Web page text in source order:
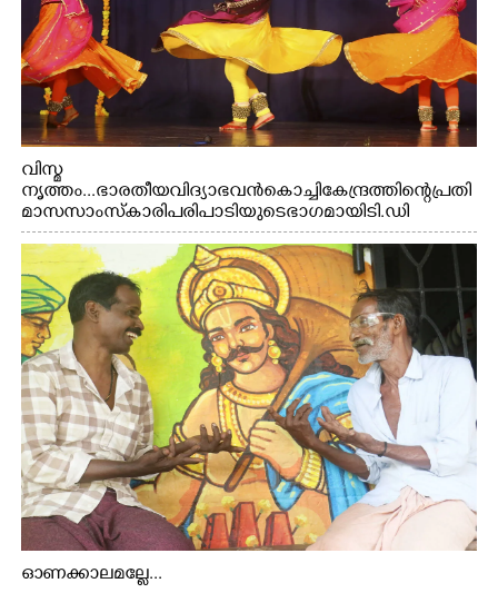
വിസ്മ
നൃത്തം...ഭാരതീയ വിദ്യാഭവൻ കൊച്ചി കേന്ദ്രത്തിന്റെ പ്രതി
മാസ സാംസ്കാരി പരിപാടിയുടെ ഭാഗമായി ടി.ഡി
റോഡിലെ ഭാരതീയ വിദ്യാഭവൻ സർദാർ പട്ടേൽ
സഭാഗൃഹത്തിൽ പ്രശസ്ത കഥക് നർത്തകി എം.
അക്ഷത അവതരിപ്പിച്ച ലയ നമൻ കഥകിൽ നിന്ന്
ഓണക്കാലമല്ലേ...